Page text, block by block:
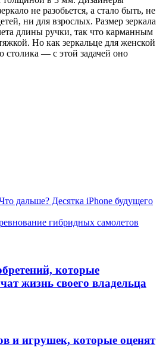
не разобьется, а стало быть, не
ни для взрослых. Размер зеркала
длины ручки, так что карманным
Но как зеркальце для женской
столика — с этой задачей оно
дальше? Десятка iPhone будущего
гибридных самолетов
которые
жизнь своего владельца
и игрушек, которые оценят